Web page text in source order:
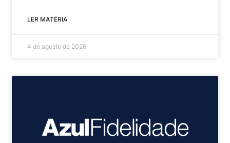
LER MATÉRIA
4 de agosto de 2026